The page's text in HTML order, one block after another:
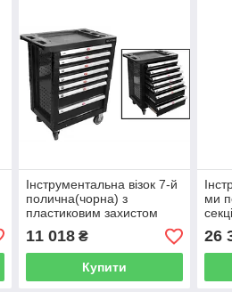
Інструментальна візок 7-й
полична(чорна) з
пластиковим захистом
корпусу Rock Force RF-
1141117 (Код:15631)
11 018₴
Купити
ми
26